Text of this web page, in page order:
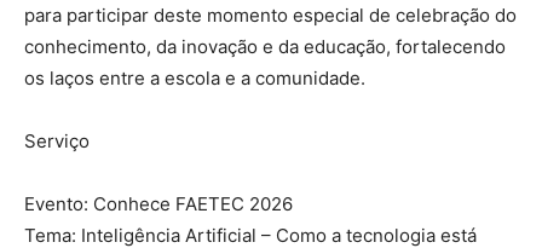
para participar deste momento especial de celebração do
conhecimento, da inovação e da educação, fortalecendo
os laços entre a escola e a comunidade.
Serviço
Evento: Conhece FAETEC 2026
Tema: Inteligência Artificial – Como a tecnologia está